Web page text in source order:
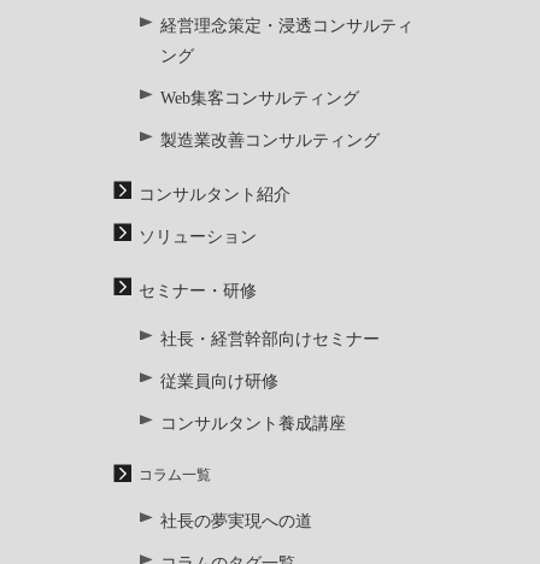
経営理念策定・浸透コンサルティ
ング
Web集客コンサルティング
製造業改善コンサルティング
コンサルタント紹介
ソリューション
セミナー・研修
社長・経営幹部向けセミナー
従業員向け研修
コンサルタント養成講座
コラム一覧
社長の夢実現への道